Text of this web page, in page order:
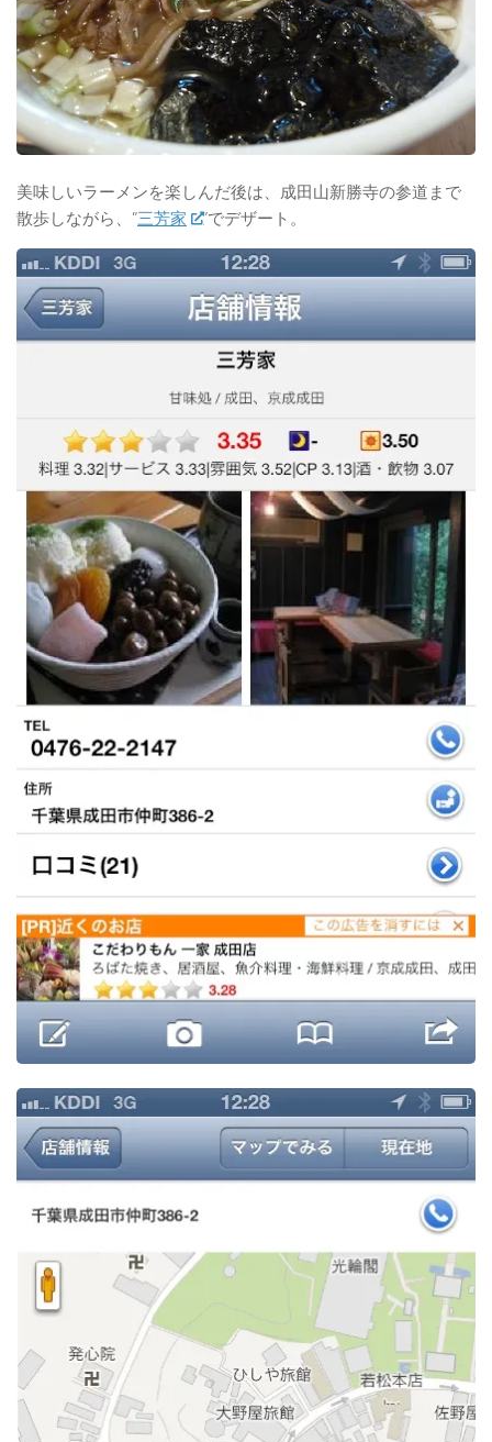
美味しいラーメンを楽しんだ後は、成田山新勝寺の参道まで
散歩しながら、”三芳家 ”でデザート。